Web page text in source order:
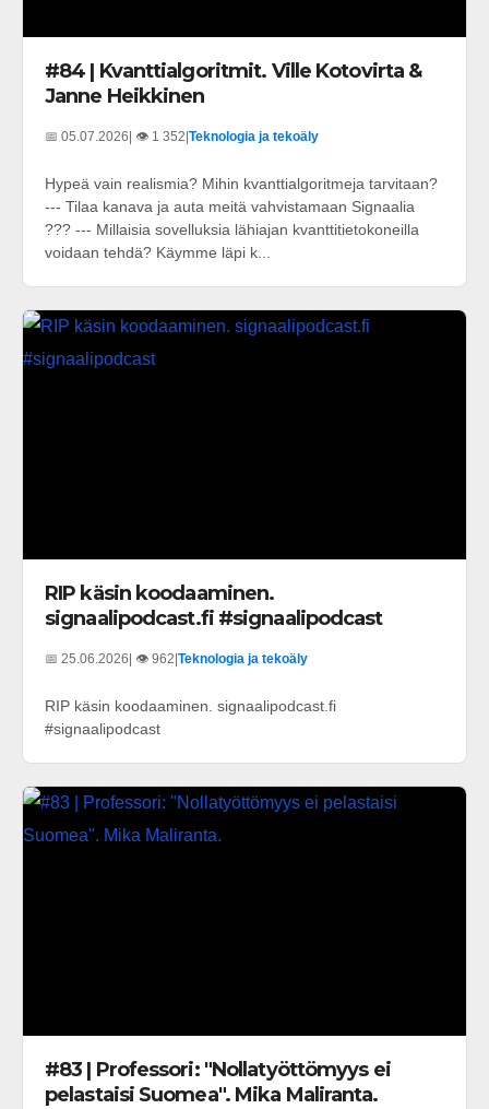
#84 | Kvanttialgoritmit. Ville Kotovirta &
Janne Heikkinen
📅 05.07.2026| 👁️ 1 352|Teknologia ja tekoäly
Hypeä vain realismia? Mihin kvanttialgoritmeja tarvitaan?
--- Tilaa kanava ja auta meitä vahvistamaan Signaalia
??? --- Millaisia sovelluksia lähiajan kvanttitietokoneilla
voidaan tehdä? Käymme läpi k...
RIP käsin koodaaminen.
signaalipodcast.fi #signaalipodcast
📅 25.06.2026 | 👁️ 962 Teknologia ja tekoäly
RIP käsin koodaaminen. signaalipodcast.fi
#signaalipodcast
#83 | Professori: "Nollatyöttömyys ei
pelastaisi Suomea". Mika Maliranta.